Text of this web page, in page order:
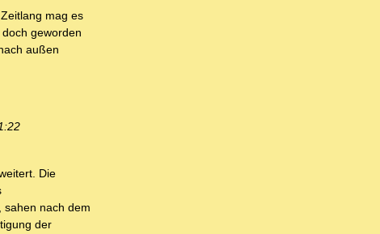
mag es
geworden
außen
Die
sahen nach dem
der